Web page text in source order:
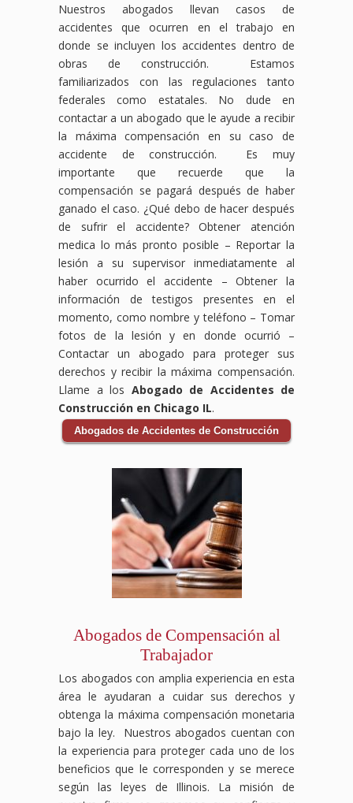
Nuestros abogados llevan casos de
accidentes que ocurren en el trabajo en
donde se incluyen los accidentes dentro de
obras de construcción. Estamos
familiarizados con las regulaciones tanto
federales como estatales. No dude en
contactar a un abogado que le ayude a recibir
la máxima compensación en su caso de
accidente de construcción. Es muy
importante que recuerde que la
compensación se pagará después de haber
ganado el caso. ¿Qué debo de hacer después
de sufrir el accidente?
Obtener atención
medica lo más pronto posible – Reportar la
lesión a su supervisor inmediatamente al
haber ocurrido el accidente – Obtener la
información de testigos presentes en el
momento, como nombre y teléfono – Tomar
fotos de la lesión y en donde ocurrió –
Contactar un abogado para proteger sus
derechos y recibir la máxima compensación.
Llame a los Abogado de Accidentes de
Construcción en Chicago IL.
Abogados de Accidentes de Construcción
Abogados de Compensación al
Trabajador
Los abogados con amplia experiencia en esta
área le ayudaran a cuidar sus derechos y
obtenga la máxima compensación monetaria
bajo la ley. Nuestros abogados cuentan con
la experiencia para proteger cada uno de los
beneficios que le corresponden y se merece
según las leyes de Illinois. La misión de